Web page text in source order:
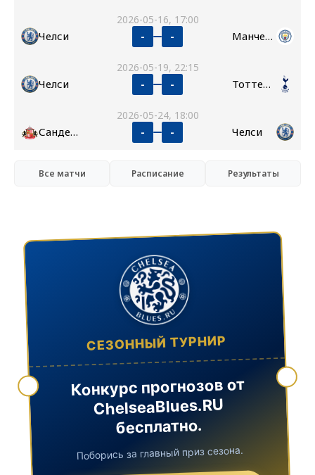
2026-05-16, 17:00
Челси - - Манчестер Сити
2026-05-19, 22:15
Челси - - Тоттенхэм
2026-05-24, 18:00
Сандерленд - - Челси
Все матчи Расписание Результаты
СЕЗОННЫЙ ТУРНИР
Конкурс прогнозов от
ChelseaBlues.RU
бесплатно.
Поборись за главный приз сезона.